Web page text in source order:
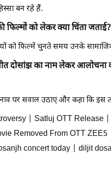
बन रहे हैं.
फिल्मों को लेकर क्या चिंता
को फिल्में चुनते समय उनके
दोसांझ का नाम लेकर
पर सवाल उठाए और कहा कि
| Satluj OTT Release
Removed From OTT
concert today | diljit